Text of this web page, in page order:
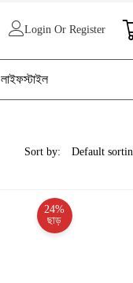
Login Or Register
লাইফস্টাইল
Sort by:
24%
ছাড়